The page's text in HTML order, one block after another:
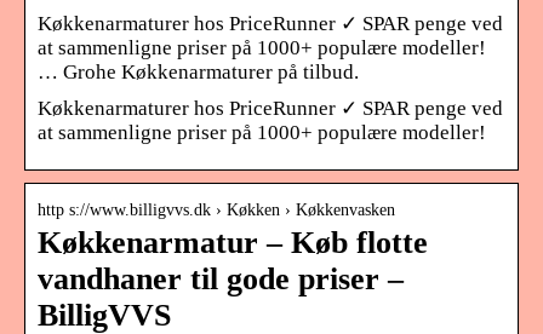
Køkkenarmaturer hos PriceRunner ✓ SPAR penge ved
at sammenligne priser på 1000+ populære modeller!
… Grohe Køkkenarmaturer på tilbud.
Køkkenarmaturer hos PriceRunner ✓ SPAR penge ved
at sammenligne priser på 1000+ populære modeller!
http s://www.billigvvs.dk › Køkken › Køkkenvasken
Køkkenarmatur – Køb flotte
vandhaner til gode priser –
BilligVVS